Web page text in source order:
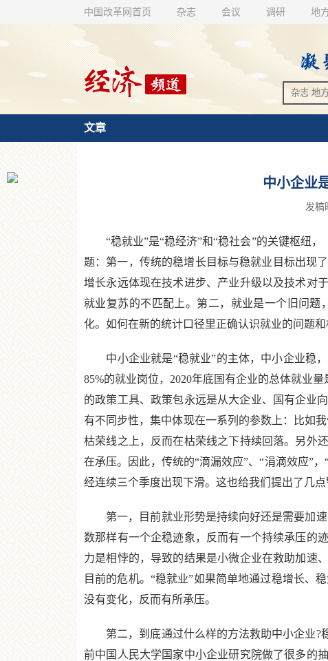
中国改革网首页 杂志 会议 调研 地
文章
中小企业
发稿
“稳就业”是“稳经济”和“稳社会”的关键枢纽，
题：第一，传统的稳增长目标与稳就业目标出现
增长永远体现在技术进步、产业升级以及技术对
就业复苏的不匹配上。第二，就业是一个旧问
化。如何在新的统计口径里正确认识就业的问题
中小企业就是“稳就业”的主体，中小企业稳，
85%的就业岗位，2020年底国有企业的总体就业
的政策工具、政策包永远是从大企业、国有企业
有不同步性，集中体现在一系列的参数上：比如
枯荣线之上，反而在枯荣线之下持续回落。另外
在承压。因此，传统的“滴漏效应”、“涓滴效应”
经连续三个季度出现下滑。这也给我们提出了几点
第一，目前就业形势是持续向好还是需要加速
数那样有一个企稳迹象，反而有一个持续承压的
力是相悖的，导致的结果是小微企业在救助加速
目前的危机。“稳就业”如果简单地通过稳增长、
没有变化，反而有所承压。
第二，到底通过什么样的方法救助中小企业?
前中国人民大学国家中小企业研究院做了很多的